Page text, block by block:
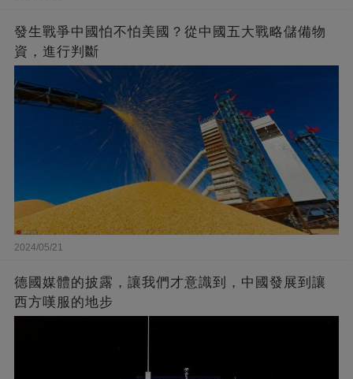
發生戰爭中國怕不怕美國？從中國五大戰略儲備物
資，進行判斷
2024/05/21
德國媒體的披露，讓我們才意識到，中國發展到讓
西方嘆服的地步